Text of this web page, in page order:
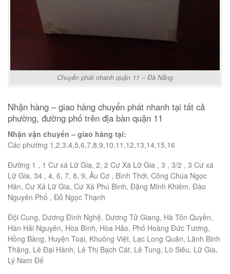
Chuyển phát nhanh quận 11 – Đà Nẵng
Nhận hàng – giao hàng chuyển phát nhanh tại tất cả
phường, đường phố trên địa bàn quận 11
Nhận vận chuyển – giao hàng tại:
Các phường 1,2,3,4,5,6,7,8,9,10,11,12,13,14,15,16
Đường 1 , 1 Cư xá Lữ Gia, 2, 2 Cư Xá Lữ Gia , 3 , 3/2 , 3 Cư xá
Lữ Gia, 34 , 4, 6, 7, 8, 9, Âu Cơ , Bình Thới, Công Chúa Ngọc
Hân, Cư Xá Lữ Gia, Cư Xá Phú Bình, Đặng Minh Khiêm, Đào
Nguyên Phổ , Đỗ Ngọc Thạnh
Đội Cung, Dương Đình Nghệ, Dương Tử Giang, Hà Tôn Quyền,
Hàn Hải Nguyên, Hòa Bình, Hòa Hảo, Phố Hoàng Đức Tương,
Hồng Bàng, Huyện Toại, Khuông Việt, Lạc Long Quân, Lãnh Binh
Thăng, Lê Đại Hành, Lê Thị Bạch Cát, Lê Tung, Lò Siêu, Lữ Gia,
Lý Nam Đế